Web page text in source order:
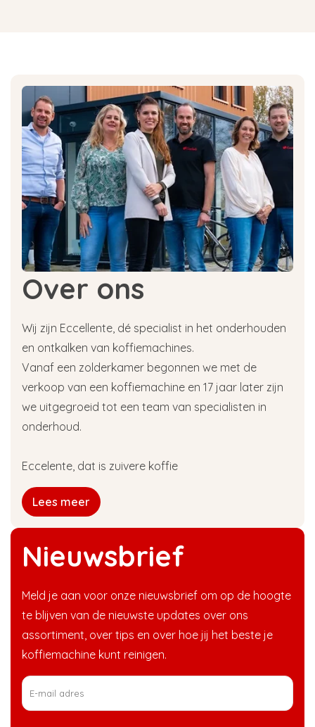
Nieuwsbrief
Meld je aan voor onze nieuwsbrief om op de hoogte
te blijven van de nieuwste updates over ons
assortiment, over tips en over hoe jij het beste je
koffiemachine kunt reinigen.
Over ons
Wij zijn Eccellente, dé specialist in het onderhouden
en ontkalken van koffiemachines.
Vanaf een zolderkamer begonnen we met de
verkoop van een koffiemachine en 17 jaar later zijn
we uitgegroeid tot een team van specialisten in
onderhoud.
Eccelente, dat is zuivere koffie
Lees meer